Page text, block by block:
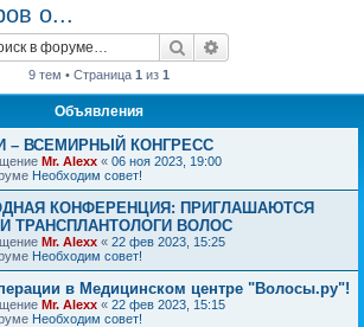
о...
Поиск
9 тем • Страница 1 из 1
Объявления
– ВСЕМИРНЫЙ КОНГРЕСС
Mr. Alexx « 06 ноя 2023, 19:00
Необходим совет!
КОНФЕРЕНЦИЯ: ПРИГЛАШАЮТСЯ
ТРАНСПЛАНТОЛОГИ ВОЛОС
Mr. Alexx « 22 фев 2023, 15:25
Необходим совет!
в Медицинском центре "Волосы.ру"!
Mr. Alexx « 22 фев 2023, 15:15
Необходим совет!